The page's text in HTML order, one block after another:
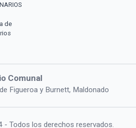
de
Comunal
Figueroa y Burnett, Maldonado
Todos los derechos reservados.